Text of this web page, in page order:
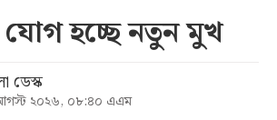
যোগ হচ্ছে নতুন মুখ
ডেস্ক
২০২৬, ০৮:৪০ এএম